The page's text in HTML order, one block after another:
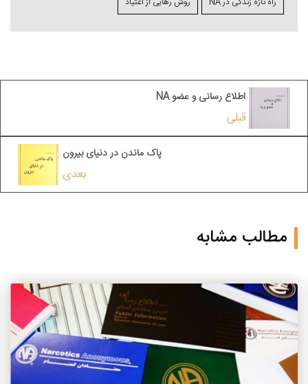
اطلاع رسانی و عضو NA
قبلی
پاک ماندن در دنیای بیرون
بعدی
مطالب مشابه